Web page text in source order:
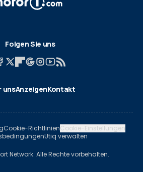
Folgen Sie uns
unsAnzeigenKontakt
Cookie-RichtlinienCookie-Einstellungen
Utiq verwalten
Network. Alle Rechte vorbehalten.